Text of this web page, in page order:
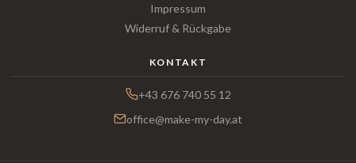
Impressum
Widerruf & Rückgabe
KONTAKT
+43 676 740 55 12
office@make-my-day.at